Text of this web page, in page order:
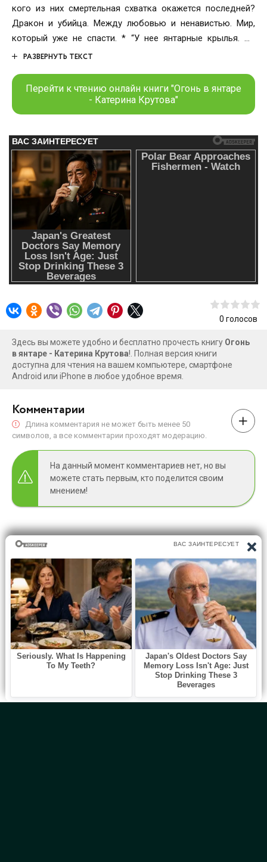
кого из них смертельная схватка окажется последней?
Дракон и убийца. Между любовью и ненавистью. Мир,
который уже не спасти. * “У нее янтарные крылья. На
просвет в лучах заката солнце полыхает в них
долины и царства. Облака пепла кружат над Вельрикой,
сажа марает полотна людских душ. Там, где драконы —
всегда огонь, сажа и пепел…”
РАЗВЕРНУТЬ ТЕКСТ
Перейти к чтению онлайн книги "Огонь в янтаре
- Катерина Крутова"
0 голосов
Здесь вы можете удобно и бесплатно прочесть книгу Огонь
в янтаре - Катерина Крутова!. Полная версия книги
доступна для чтения на вашем компьютере, смартфоне
Android или iPhone в любое удобное время.
Комментарии
Длина комментария не может быть менее 50
символов, а все комментарии проходят модерацию.
На данный момент комментариев нет, но вы
можете стать первым, кто поделится своим
мнением!